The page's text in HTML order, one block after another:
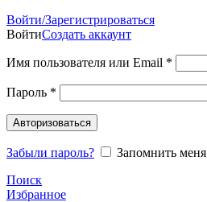
Войти/Зарегистрироваться
ВойтиСоздать аккаунт
Имя пользователя или Email *
Пароль *
Авторизоваться
Забыли пароль?
Запомнить меня
Поиск
Избранное